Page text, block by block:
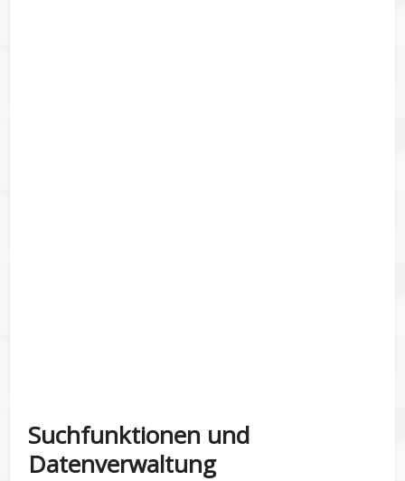
Suchfunktionen und
Datenverwaltung